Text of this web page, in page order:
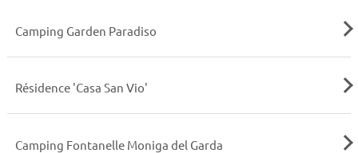
Camping Garden Paradiso
Résidence 'Casa San Vio'
Camping Fontanelle Moniga del Garda